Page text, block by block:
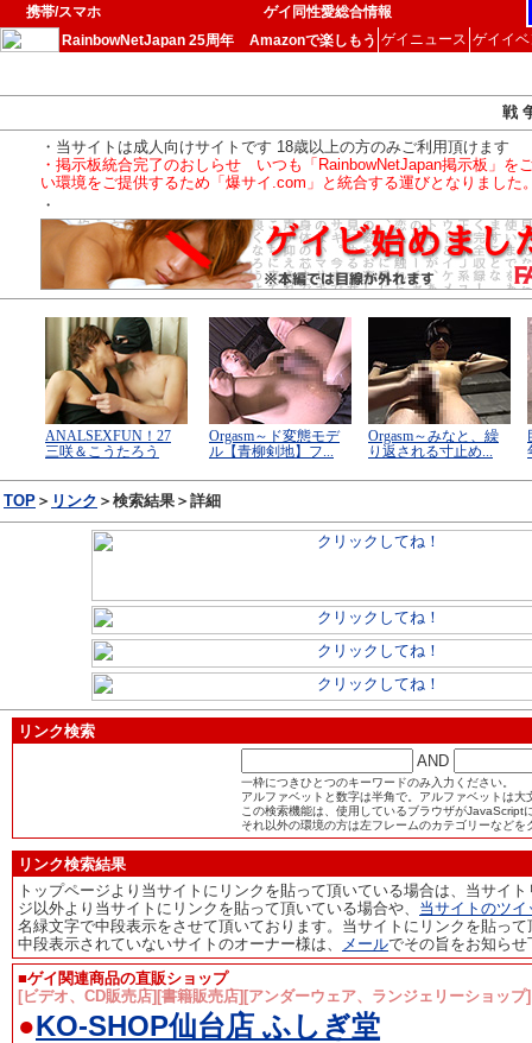
携帯/スマホ
ゲイ同性愛総合情報
RainbowNetJapan 25周年
Amazonで楽しもう ゲイニュース ゲイイ
戦
・当サイトは成人向けサイトです 18歳以上の方のみご利用頂けます
・掲示板統合完了のおしらせ いつも「RainbowNetJapan掲示板」を
い環境をご提供するため「爆サイ.com」と統合する運びとなりました
・
TOP ＞ リンク ＞検索結果＞詳細
リンク検索
AND
一枠につきひとつのキーワードのみ入力ください。
アルファベットと数字は半角で。アルファベットは
この検索機能は、使用しているブラウザがJavaScript
それ以外の環境の方は左フレームのカテゴリーなど
リンク検索結果
トップページより当サイトにリンクを貼って頂いている場合は、当サイ
ジ以外より当サイトにリンクを貼って頂いている場合や、 当サイトのツ
名緑文字で中段表示をさせて頂いております。当サイトにリンクを貼っ
中段表示されていないサイトのオーナー様は、
メールでその旨をお知らせ
■ゲイ関連商品の直販ショップ
[ビデオ、CD販売店][書籍販売店][アンダーウェア、ランジェリーショップ]
●KO-SHOP仙台店 ふしぎ堂